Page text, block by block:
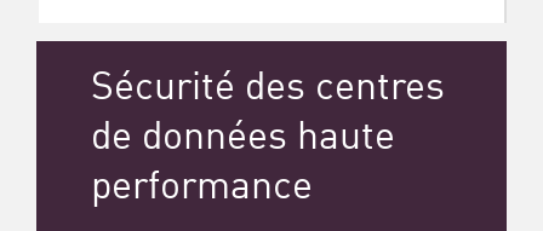
Sécurité des centres
de données haute
performance